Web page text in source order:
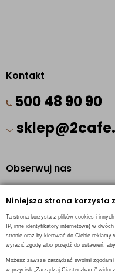
Niniejsza strona korzysta
Ta strona korzysta z plików cookies i
IP, inne identyfikatory internetowe) w
stronie oraz by kierować do Ciebie
wyrazić zgodę albo przejdź do ustawień,
Możesz zawsze zarządzać swoimi
w przycisk „Zarządzaj Ciasteczkami”
Kontakt
500 48 90 90
Obserwuj nas
Instagram